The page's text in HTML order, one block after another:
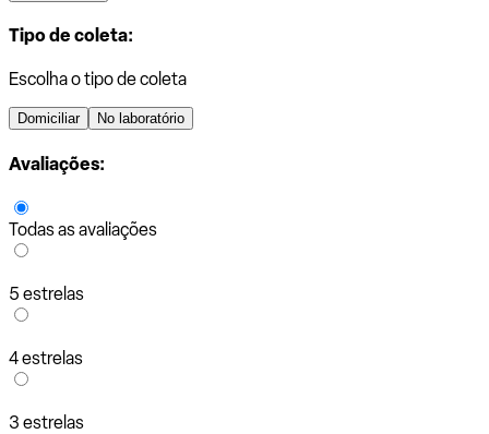
Tipo de coleta:
Escolha o tipo de coleta
Domiciliar No laboratório
Avaliações:
Todas as avaliações
5 estrelas
4 estrelas
3 estrelas